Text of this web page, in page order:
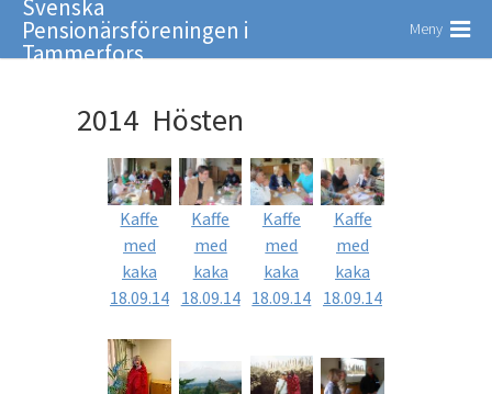
Svenska
Pensionärsföreningen i
Tammerfors
Meny
2014 Hösten
Kaffe
med
kaka
18.09.14
Kaffe
med
kaka
18.09.14
Kaffe
med
kaka
18.09.14
Kaffe
med
kaka
18.09.14